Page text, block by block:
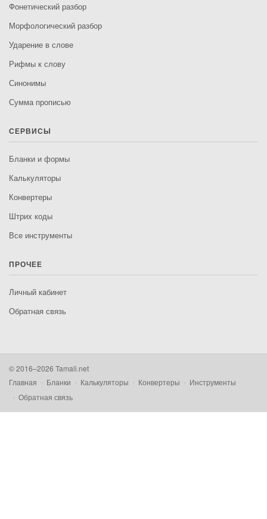
Фонетический разбор
Морфологический разбор
Ударение в слове
Рифмы к слову
Синонимы
Сумма прописью
СЕРВИСЫ
Бланки и формы
Калькуляторы
Конвертеры
Штрих коды
Все инструменты
ПРОЧЕЕ
Личный кабинет
Обратная связь
© 2016–2026 Tamali.net
Главная
Бланки Калькуляторы Конвертеры
Инструменты
Обратная связь